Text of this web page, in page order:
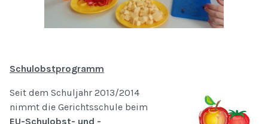
Schulobstprogramm
Seit dem Schuljahr 2013/2014
nimmt die Gerichtsschule beim
EU-Schulobst- und -